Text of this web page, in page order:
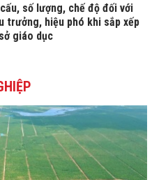
số lượng, chế độ đối với
trưởng, hiệu phó khi sắp xếp
giáo dục